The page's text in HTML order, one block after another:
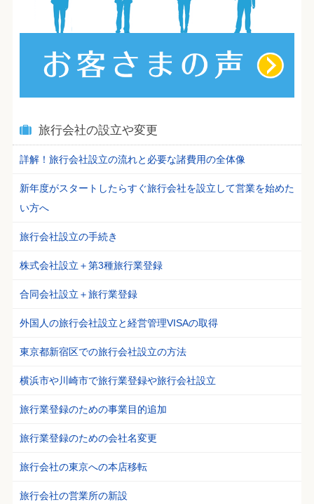
旅行会社の設立や変更
詳解！旅行会社設立の流れと必要な諸費用の全体像
新年度がスタートしたらすぐ旅行会社を設立して営業を始めた
い方へ
旅行会社設立の手続き
株式会社設立＋第3種旅行業登録
合同会社設立＋旅行業登録
外国人の旅行会社設立と経営管理VISAの取得
東京都新宿区での旅行会社設立の方法
横浜市や川崎市で旅行業登録や旅行会社設立
旅行業登録のための事業目的追加
旅行業登録のための会社名変更
旅行会社の東京への本店移転
旅行会社の営業所の新設